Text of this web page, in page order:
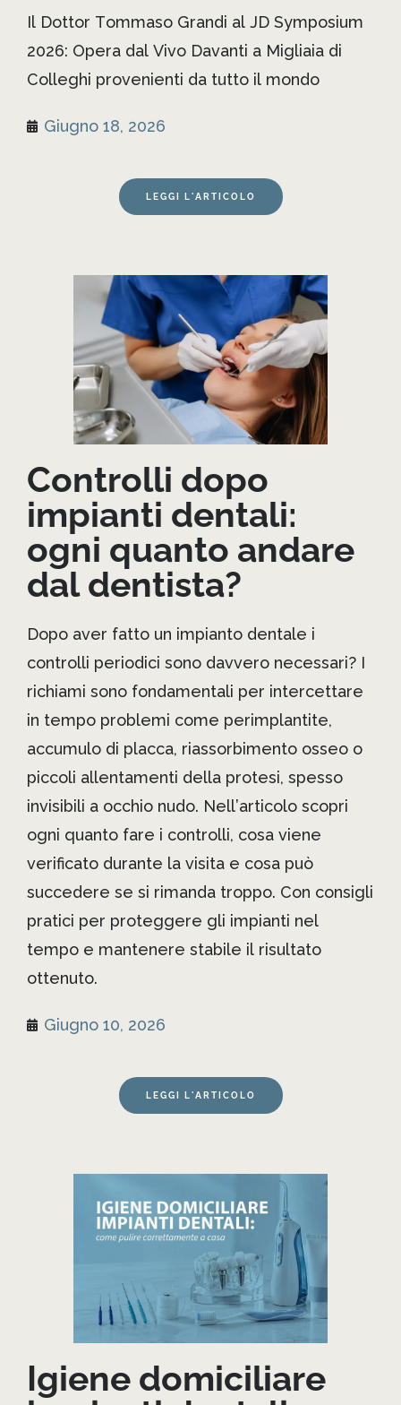
Il Dottor Tommaso Grandi al JD Symposium
2026: Opera dal Vivo Davanti a Migliaia di
Colleghi provenienti da tutto il mondo
Giugno 18, 2026
LEGGI L'ARTICOLO
Controlli dopo
impianti dentali:
ogni quanto andare
dal dentista?
Dopo aver fatto un impianto dentale i
controlli periodici sono davvero necessari? I
richiami sono fondamentali per intercettare
in tempo problemi come perimplantite,
accumulo di placca, riassorbimento osseo o
piccoli allentamenti della protesi, spesso
invisibili a occhio nudo. Nell’articolo scopri
ogni quanto fare i controlli, cosa viene
verificato durante la visita e cosa può
succedere se si rimanda troppo. Con consigli
pratici per proteggere gli impianti nel
tempo e mantenere stabile il risultato
ottenuto.
Giugno 10, 2026
LEGGI L'ARTICOLO
Igiene domiciliare